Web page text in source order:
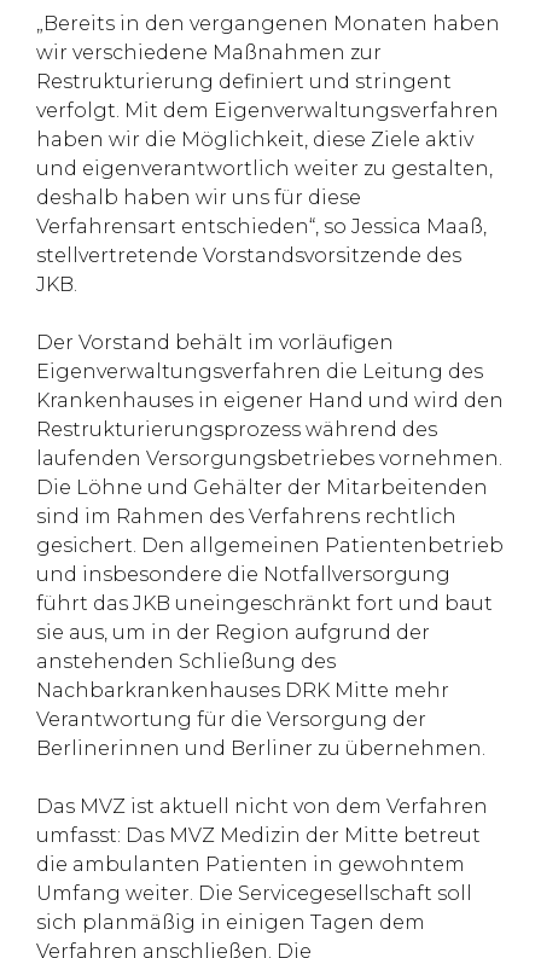
„Bereits in den vergangenen Monaten haben
wir verschiedene Maßnahmen zur
Restrukturierung definiert und stringent
verfolgt. Mit dem Eigenverwaltungsverfahren
haben wir die Möglichkeit, diese Ziele aktiv
und eigenverantwortlich weiter zu gestalten,
deshalb haben wir uns für diese
Verfahrensart entschieden“, so Jessica Maaß,
stellvertretende Vorstandsvorsitzende des
JKB.
Der Vorstand behält im vorläufigen
Eigenverwaltungsverfahren die Leitung des
Krankenhauses in eigener Hand und wird den
Restrukturierungsprozess während des
laufenden Versorgungsbetriebes vornehmen.
Die Löhne und Gehälter der Mitarbeitenden
sind im Rahmen des Verfahrens rechtlich
gesichert. Den allgemeinen Patientenbetrieb
und insbesondere die Notfallversorgung
führt das JKB uneingeschränkt fort und baut
sie aus, um in der Region aufgrund der
anstehenden Schließung des
Nachbarkrankenhauses DRK Mitte mehr
Verantwortung für die Versorgung der
Berlinerinnen und Berliner zu übernehmen.
Das MVZ ist aktuell nicht von dem Verfahren
umfasst: Das MVZ Medizin der Mitte betreut
die ambulanten Patienten in gewohntem
Umfang weiter. Die Servicegesellschaft soll
sich planmäßig in einigen Tagen dem
Verfahren anschließen. Die